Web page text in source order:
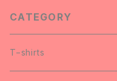
CATEGORY
T−shirts